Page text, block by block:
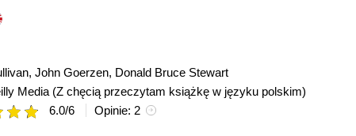
, John Goerzen, Donald Bruce Stewart
Media (Z chęcią przeczytam książkę w języku polskim)
6.0/6 Opinie: 2